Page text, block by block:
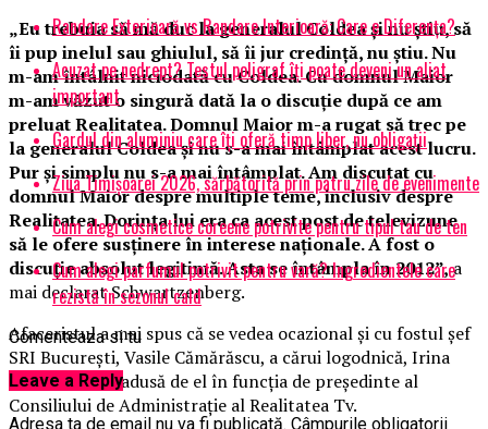
„Eu trebuia să mă duc la generalul Coldea şi nu ştiu, să
îi pup inelul sau ghiulul, să îi jur credinţă, nu ştiu. Nu
m-am întâlnit niciodată cu Coldea. Cu domnul Maior
m-am văzut o singură dată la o discuţie după ce am
preluat Realitatea. Domnul Maior m-a rugat să trec pe
la generalul Coldea şi nu s-a mai întâmplat acest lucru.
Pur şi simplu nu s-a mai întâmplat. Am discutat cu
domnul Maior despre multiple teme, inclusiv despre
Realitatea. Dorinţa lui era ca acest post de televizune
să le ofere susţinere în interese naţionale. A fost o
discuţie absolut legitimă. Asta se întâmpla în 2012”,a
mai declarat Schwartzenberg.
Afaceristul a mai spus că se vedea ocazional şi cu fostul şef
SRI Bucureşti, Vasile Cămărăscu, a cărui logodnică, Irina
Chirica, a fost adusă de el în funcţia de preşedinte al
Consiliului de Administraţie al Realitatea Tv.
Randare Exterioară vs Randare Interioară: Care e Diferența?
Acuzat pe nedrept? Testul poligraf îţi poate deveni un aliat
important
Gardul din aluminiu care îți oferă timp liber, nu obligații
Ziua Timișoarei 2026, sărbătorită prin patru zile de evenimente
Cum alegi cosmetice coreene potrivite pentru tipul tau de ten
Cum alegi parfumul potrivit pentru vară? Ingredientele care
rezistă în sezonul cald
Comenteaza si tu
Leave a Reply
Adresa ta de email nu va fi publicată. Câmpurile obligatorii